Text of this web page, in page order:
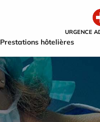
URGENCE
Prestations hôtelières